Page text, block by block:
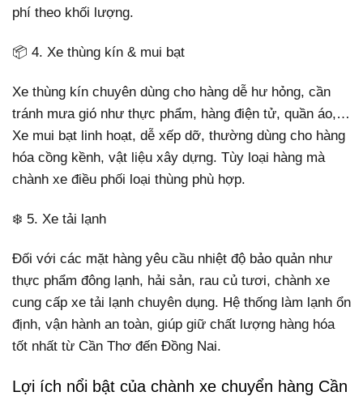
phí theo khối lượng.
📦 4. Xe thùng kín & mui bạt
Xe thùng kín chuyên dùng cho hàng dễ hư hỏng, cần
tránh mưa gió như thực phẩm, hàng điện tử, quần áo,…
Xe mui bạt linh hoạt, dễ xếp dỡ, thường dùng cho hàng
hóa cồng kềnh, vật liệu xây dựng. Tùy loại hàng mà
chành xe điều phối loại thùng phù hợp.
❄️ 5. Xe tải lạnh
Đối với các mặt hàng yêu cầu nhiệt độ bảo quản như
thực phẩm đông lạnh, hải sản, rau củ tươi, chành xe
cung cấp xe tải lạnh chuyên dụng. Hệ thống làm lạnh ổn
định, vận hành an toàn, giúp giữ chất lượng hàng hóa
tốt nhất từ Cần Thơ đến Đồng Nai.
Lợi ích nổi bật của chành xe chuyển hàng Cần